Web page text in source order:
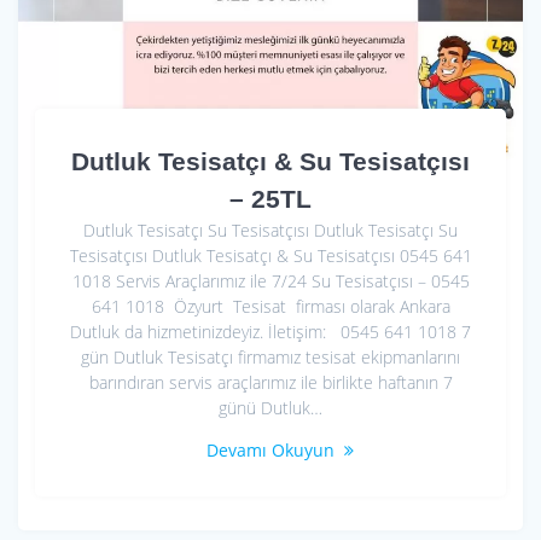
Dutluk Tesisatçı & Su Tesisatçısı
– 25TL
Dutluk Tesisatçı Su Tesisatçısı Dutluk Tesisatçı Su
Tesisatçısı Dutluk Tesisatçı & Su Tesisatçısı 0545 641
1018 Servis Araçlarımız ile 7/24 Su Tesisatçısı – 0545
641 1018 Özyurt Tesisat firması olarak Ankara
Dutluk da hizmetinizdeyiz. İletişim: 0545 641 1018 7
gün Dutluk Tesisatçı firmamız tesisat ekipmanlarını
barındıran servis araçlarımız ile birlikte haftanın 7
günü Dutluk…
Devamı Okuyun